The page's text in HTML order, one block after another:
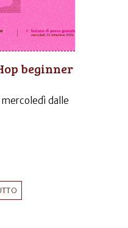
beginner
mercoledì dalle